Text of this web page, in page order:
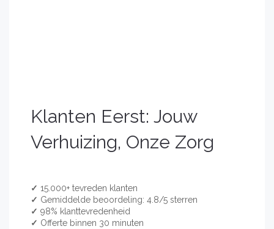
Klanten Eerst: Jouw
Verhuizing, Onze Zorg
✓ 15.000+ tevreden klanten
✓ Gemiddelde beoordeling: 4.8/5 sterren
✓ 98% klanttevredenheid
✓ Offerte binnen 30 minuten